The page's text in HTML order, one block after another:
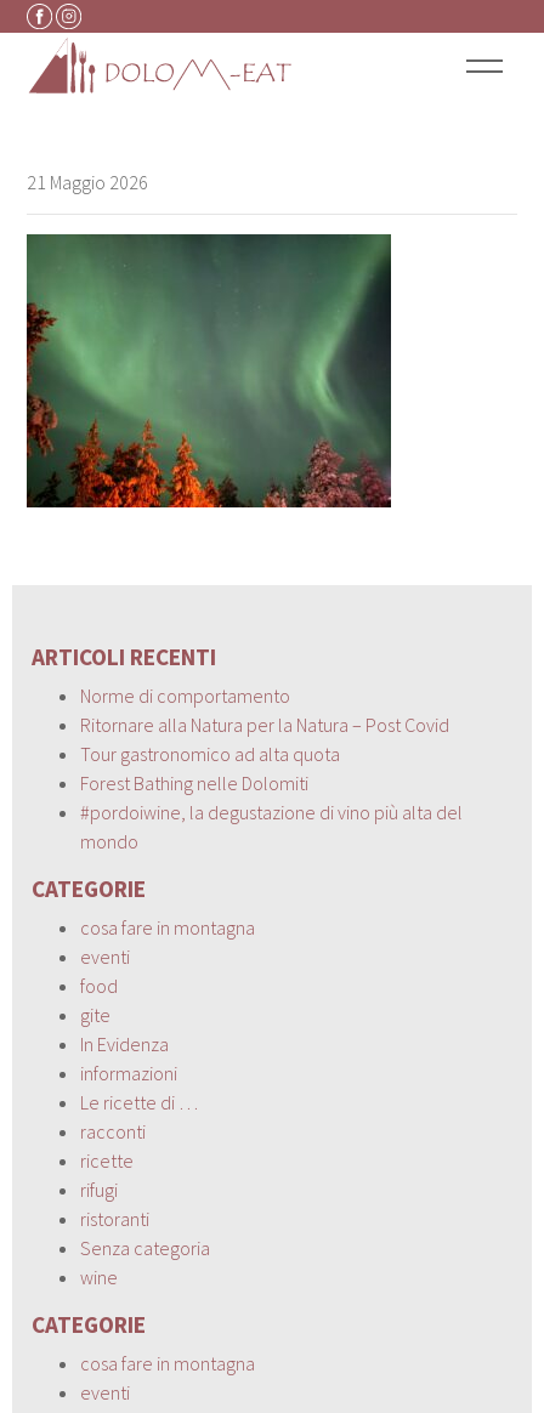
Vai al contenuto
21 Maggio 2026
ARTICOLI RECENTI
Norme di comportamento
Ritornare alla Natura per la Natura – Post Covid
Tour gastronomico ad alta quota
Forest Bathing nelle Dolomiti
#pordoiwine, la degustazione di vino più alta del
mondo
CATEGORIE
cosa fare in montagna
eventi
food
gite
In Evidenza
informazioni
Le ricette di …
racconti
ricette
rifugi
ristoranti
Senza categoria
wine
CATEGORIE
cosa fare in montagna
eventi